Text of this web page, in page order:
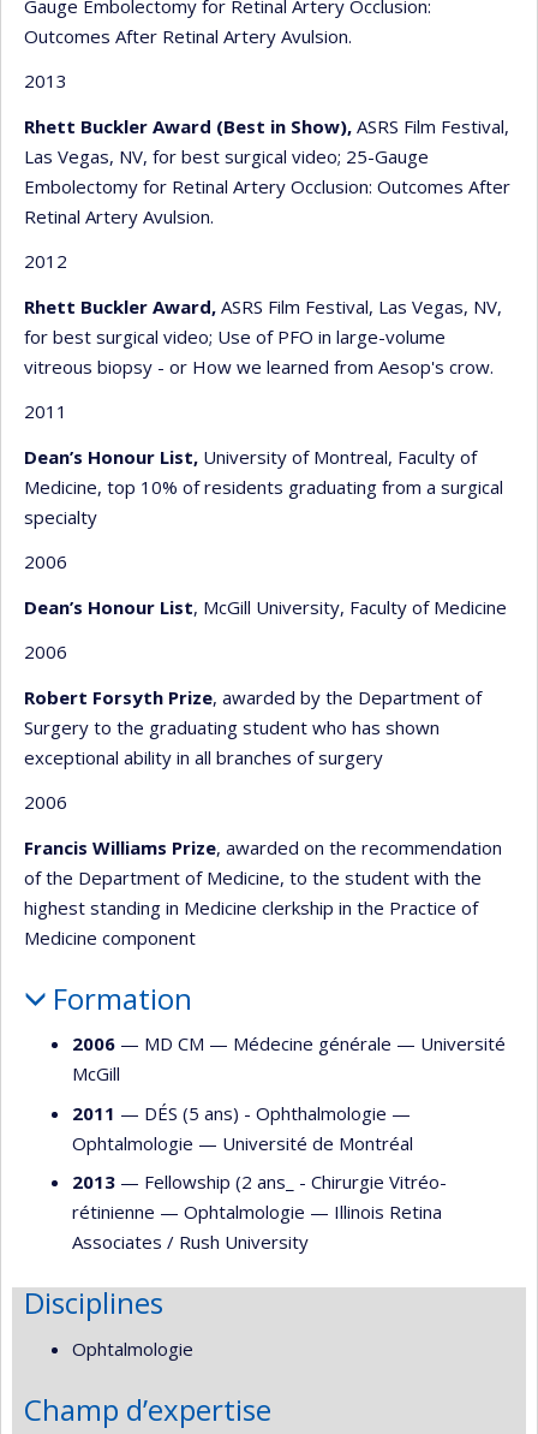
Gauge Embolectomy for Retinal Artery Occlusion:
Outcomes After Retinal Artery Avulsion.
2013
Rhett Buckler Award (Best in Show), ASRS Film Festival,
Las Vegas, NV, for best surgical video; 25-Gauge
Embolectomy for Retinal Artery Occlusion: Outcomes After
Retinal Artery Avulsion.
2012
Rhett Buckler Award, ASRS Film Festival, Las Vegas, NV,
for best surgical video; Use of PFO in large-volume
vitreous biopsy - or How we learned from Aesop's crow.
2011
Dean’s Honour List, University of Montreal, Faculty of
Medicine, top 10% of residents graduating from a surgical
specialty
2006
Dean’s Honour List, McGill University, Faculty of Medicine
2006
Robert Forsyth Prize, awarded by the Department of
Surgery to the graduating student who has shown
exceptional ability in all branches of surgery
2006
Francis Williams Prize, awarded on the recommendation
of the Department of Medicine, to the student with the
highest standing in Medicine clerkship in the Practice of
Medicine component
Formation
2006 — MD CM — Médecine générale — Université
McGill
2011 — DÉS (5 ans) - Ophthalmologie —
Ophtalmologie — Université de Montréal
2013 — Fellowship (2 ans_ - Chirurgie Vitréo-
rétinienne — Ophtalmologie — Illinois Retina
Associates / Rush University
Disciplines
Ophtalmologie
Champ d’expertise